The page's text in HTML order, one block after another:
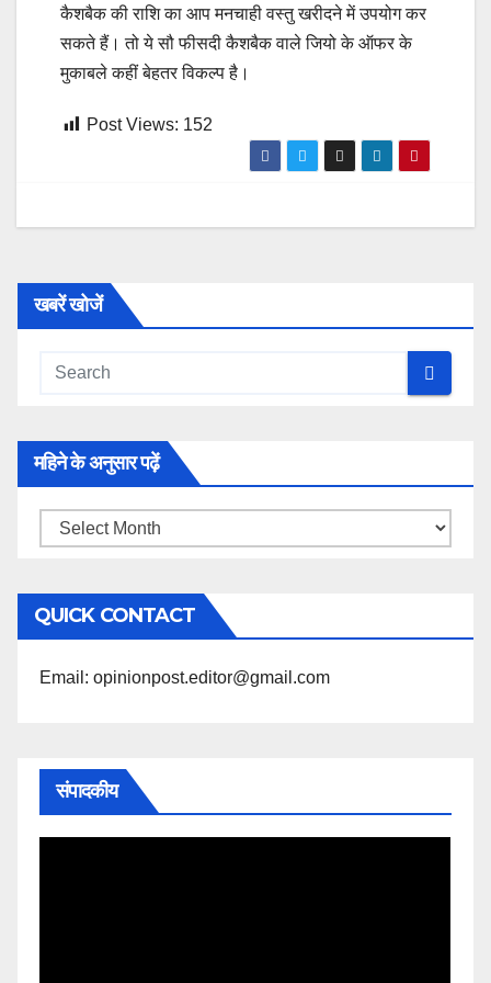
कैशबैक की राशि का आप मनचाही वस्तु खरीदने में उपयोग कर
सकते हैं। तो ये सौ फीसदी कैशबैक वाले जियो के ऑफर के
मुकाबले कहीं बेहतर विकल्प है।
Post Views: 152
खबरें खोजें
महिने के अनुसार पढ़ें
महिने
अनुसार
पढ़ें
QUICK CONTACT
Email: opinionpost.editor@gmail.com
संपादकीय